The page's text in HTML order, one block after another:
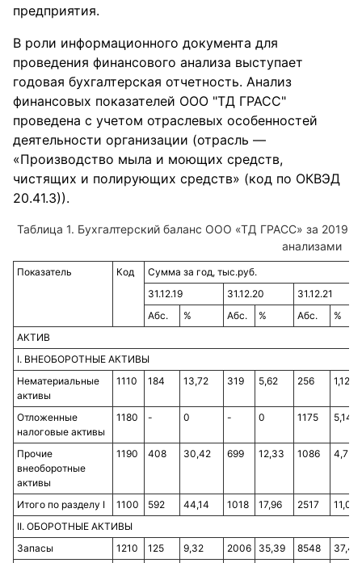
предприятия.
В роли информационного документа для
проведения финансового анализа выступает
годовая бухгалтерская отчетность. Анализ
финансовых показателей ООО "ТД ГРАСС"
проведена с учетом отраслевых особенностей
деятельности организации (отрасль —
«Производство мыла и моющих средств,
чистящих и полирующих средств» (код по ОКВЭД
20.41.3)).
Таблица 1. Бухгалтерский баланс ООО «ТД ГРАСС» за 2019-
анализами
Показатель Код
Сумма за год, тыс.руб.
31.12.19
31.12.20
31.12.21
Абс.
% Абс. % Абс.
%
АКТИВ
I. ВНЕОБОРОТНЫЕ АКТИВЫ
Нематериальные
активы
1110 184 13,72 319 5,62 256 1,12
Отложенные
налоговые активы
1180 - 0 - 0 1175 5,14
Прочие
внеоборотные
активы
1190 408 30,42 699 12,33 1086 4,75
Итого по разделу I 1100 592 44,14 1018 17,96 2517
11,02
II. ОБОРОТНЫЕ АКТИВЫ
Запасы
1210 125 9,32 2006 35,39 8548
37,44